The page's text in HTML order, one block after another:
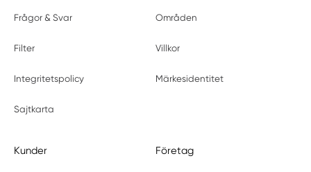
Frågor & Svar Områden
Filter Villkor
Integritetspolicy Märkesidentitet
Sajtkarta
Kunder Företag